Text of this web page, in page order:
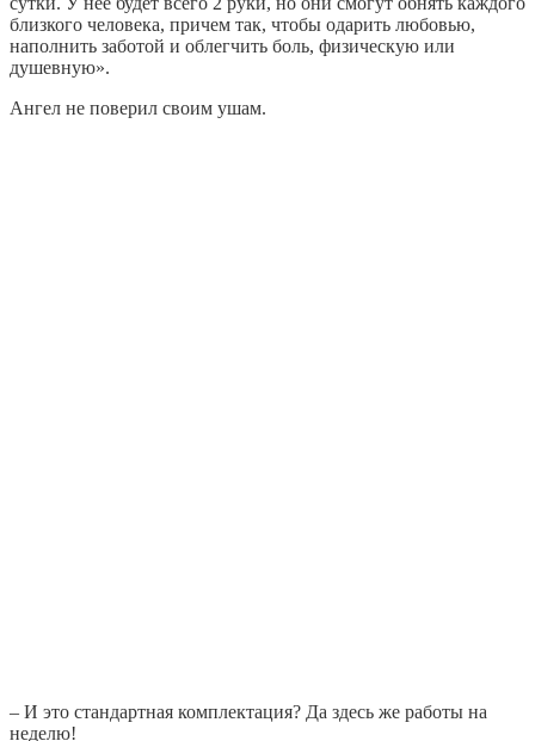
близкого человека, причем так, чтобы одарить любовью,
наполнить заботой и облегчить боль, физическую или
душевную».
Ангел не поверил своим ушам.
– И это стандартная комплектация? Да здесь же работы на
неделю!